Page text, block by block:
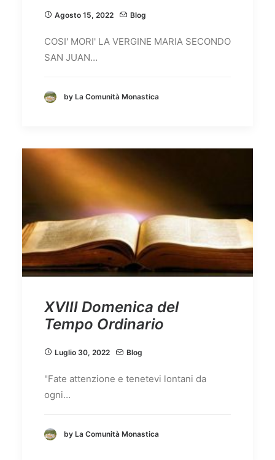
Agosto 15, 2022 Blog
COSI' MORI' LA VERGINE MARIA SECONDO
SAN JUAN…
by La Comunità Monastica
XVIII Domenica del
Tempo Ordinario
Luglio 30, 2022 Blog
"Fate attenzione e tenetevi lontani da
ogni…
by La Comunità Monastica